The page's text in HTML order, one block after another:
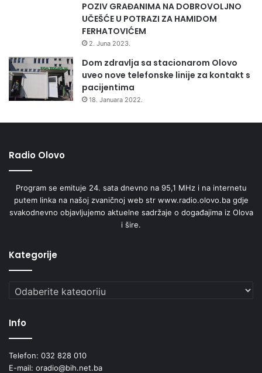
POZIV GRAĐANIMA NA DOBROVOLJNO
UČEŠĆE U POTRAZI ZA HAMIDOM
FERHATOVIĆEM
2. Juna 2023.
Dom zdravlja sa stacionarom Olovo
uveo nove telefonske linije za kontakt s
pacijentima
18. Januara 2022.
Radio Olovo
Program se emituje 24. sata dnevno na 95,1 MHz i na internetu
putem linka na našoj zvaničnoj web str www.radio.olovo.ba gdje
svakodnevno objavljujemo aktuelne sadržaje o događajima iz Olova
i šire.
Kategorije
Kategorije
Info
Telefon: 032 828 010
E-mail: oradio@bih.net.ba